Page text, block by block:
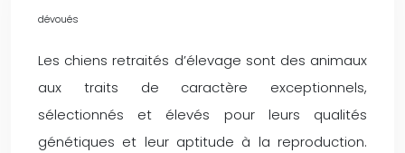
dévoués
Les chiens retraités d’élevage sont des animaux
aux traits de caractère exceptionnels,
sélectionnés et élevés pour leurs qualités
génétiques et leur aptitude à la reproduction.